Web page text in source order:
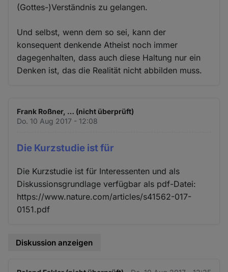
(Gottes-)Verständnis zu gelangen.
Und selbst, wenn dem so sei, kann der
konsequent denkende Atheist noch immer
dagegenhalten, dass auch diese Haltung nur ein
Denken ist, das die Realität nicht abbilden muss.
Frank Roßner, … (nicht überprüft)
Do. 10 Aug 2017 - 12:08
Die Kurzstudie ist für
Die Kurzstudie ist für Interessenten und als
Diskussionsgrundlage verfügbar als pdf-Datei:
https://www.nature.com/articles/s41562-017-
0151.pdf
Diskussion anzeigen